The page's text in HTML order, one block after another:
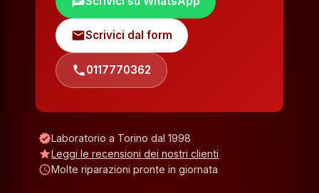
mailScrivici dal form
phone0117770362
verifiedLaboratorio a Torino dal 1998
starLeggi le recensioni dei nostri clienti
scheduleMolte riparazioni pronte in giornata